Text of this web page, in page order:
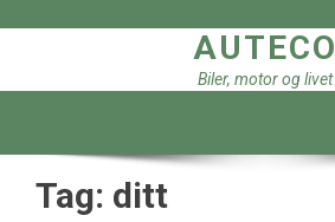
AUTECO
Biler, motor og livet
Tag: ditt